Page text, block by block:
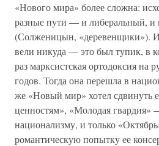
«Нового мира» более сложна:
разные пути — и либеральный, и
(Солженицын, «деревенщики»).
вели никуда — это был тупик, в
раз марксистская ортодоксия на
годов. Тогда она перешла в
же «Новый мир» хотел сдвинуть
ценностям», «Молодая гвардия»
национализму, и только
романтическую попытку ее